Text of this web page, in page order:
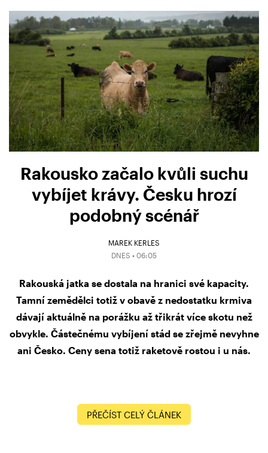
Rakousko začalo kvůli suchu
vybíjet krávy. Česku hrozí
podobný scénář
MAREK KERLES
DNES • 06:05
Rakouská jatka se dostala na hranici své kapacity.
Tamní zemědělci totiž v obavě z nedostatku krmiva
dávají aktuálně na porážku až třikrát více skotu než
obvykle. Částečnému vybíjení stád se zřejmě nevyhne
ani Česko. Ceny sena totiž raketově rostou i u nás.
PŘEČÍST CELÝ ČLÁNEK